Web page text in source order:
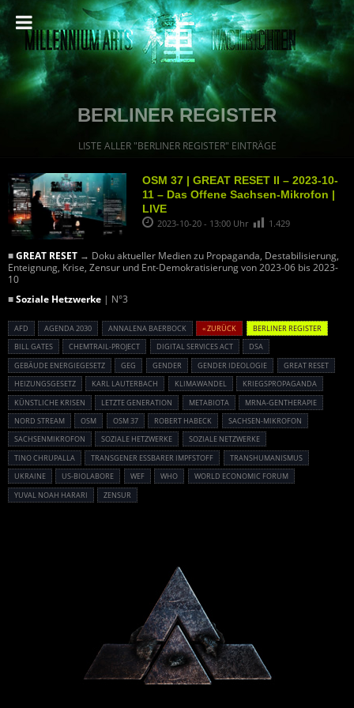
BERLINER REGISTER
LISTE ALLER "BERLINER REGISTER" EINTRÄGE
OSM 37 | GREAT RESET II – 2023-10-
11 – Das Offene Sachsen-Mikrofon |
LIVE
2023-10-20 - 13:00 Uhr 1.429
■GREAT RESET → Doku aktueller Medien zu Propaganda, Destabilisierung,
Enteignung, Krise, Zensur und Ent-Demokratisierung von 2023-06 bis 2023-
10
■Soziale Hetzwerke | N°3
AFD AGENDA 2030 ANNALENA BAERBOCK « ZURÜCK
BERLINER REGISTER
BILL GATES
CHEMTRAIL-PROJECT DIGITAL SERVICES ACT
DSA
GEBÄUDE ENERGIEGESETZ
GEG GENDER GENDER IDEOLOGIE
GREAT RESET
HEIZUNGSGESETZ
KARL LAUTERBACH KLIMAWANDEL
KRIEGSPROPAGANDA
KÜNSTLICHE KRISEN
LETZTE GENERATION METABIOTA
MRNA-GENTHERAPIE
NORD STREAM
OSM OSM 37 ROBERT HABECK
SACHSEN-MIKROFON
SACHSENMIKROFON
SOZIALE HETZWERKE
SOZIALE NETZWERKE
TINO CHRUPALLA
TRANSGENER ESSBARER IMPFSTOFF
TRANSHUMANISMUS
UKRAINE
US-BIOLABORE WEF WHO
WORLD ECONOMIC FORUM
YUVAL NOAH HARARI
ZENSUR
Powered By :